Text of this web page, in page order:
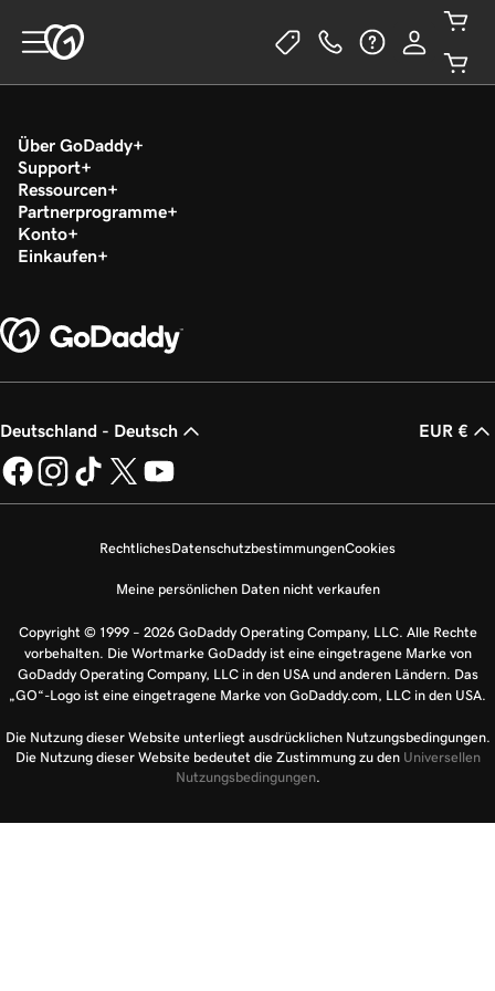
Über GoDaddy
Support
Ressourcen
Partnerprogramme
Konto
Einkaufen
Deutschland - Deutsch EUR €
RechtlichesDatenschutzbestimmungenCookies
Meine persönlichen Daten nicht verkaufen
Copyright © 1999 – 2026 GoDaddy Operating Company, LLC. Alle Rechte
vorbehalten. Die Wortmarke GoDaddy ist eine eingetragene Marke von
GoDaddy Operating Company, LLC in den USA und anderen Ländern. Das
„GO“-Logo ist eine eingetragene Marke von GoDaddy.com, LLC in den USA.
Die Nutzung dieser Website unterliegt ausdrücklichen Nutzungsbedingungen.
Die Nutzung dieser Website bedeutet die Zustimmung zu den Universellen
Nutzungsbedingungen.